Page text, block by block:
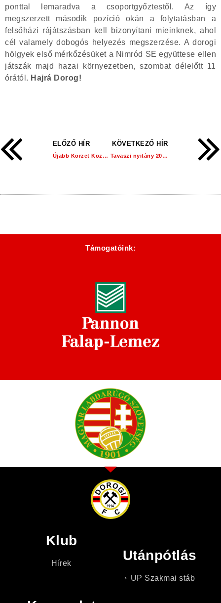
ponttal lemaradva a csoportgyőztestől. Az így
megszerzett második pozíció okán a folytatásban a
felsőházi rájátszásban kell bizonyítani mieinknek, ahol
cél valamely dobogós helyezés megszerzése. A dorogi
hölgyek első mérkőzésüket a Nimród SE együttese ellen
játszák majd hazai környezetben, szombat délelőtt 11
órától. Hajrá Dorog!
ELŐZŐ HÍR
Újabb Körzet Központi edzést tartottunk!
KÖVETKEZŐ HÍR
Tavaszi nyitány 200 gyerekkel!
Támogatóink:
Klub
Hírek
Utánpótlás
UP Szakmai stáb